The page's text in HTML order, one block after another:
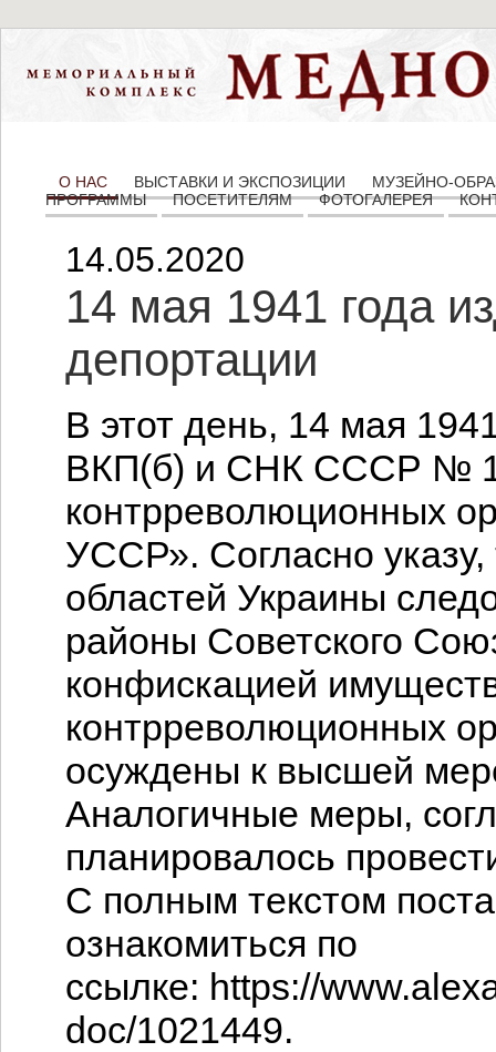
О НАС ВЫСТАВКИ И ЭКСПОЗИЦИИ
МУЗЕЙНО-
ПРОГРАММЫ
ПОСЕТИТЕЛЯМ ФОТОГАЛЕРЕЯ
14.05.2020
14 мая 1941 года
депортации
В этот день, 14 мая
ВКП(б) и СНК СССР №
контрреволюционных
УССР». Согласно
областей Украины
районы Советского
конфискацией
контрреволюционных
осуждены к высшей
Аналогичные меры,
планировалось
С полным текстом
ознакомиться по
ссылке: https://
doc/1021449.